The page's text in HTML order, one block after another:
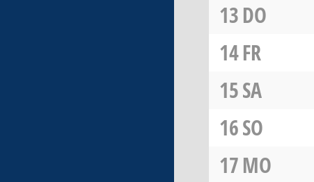
13DO
14FR
15SA
16SO
17MO